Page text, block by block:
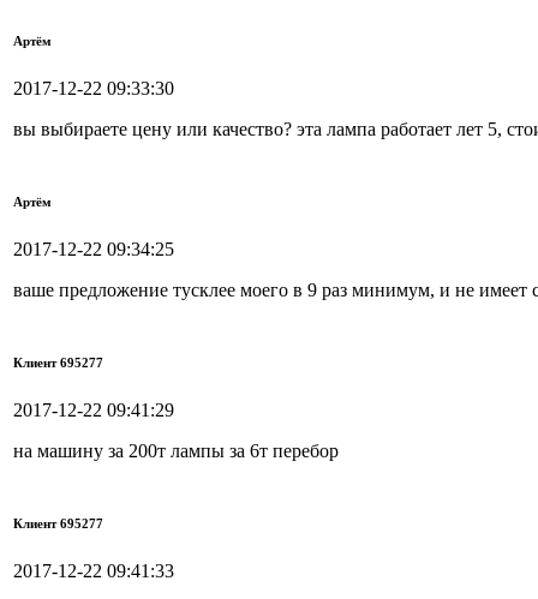
Артём
2017-12-22 09:33:30
вы выбираете цену или качество? эта лампа работает лет 5,
Артём
2017-12-22 09:34:25
ваше предложение тусклее моего в 9 раз минимум, и не имеет
Клиент 695277
2017-12-22 09:41:29
на машину за 200т лампы за 6т перебор
Клиент 695277
2017-12-22 09:41:33